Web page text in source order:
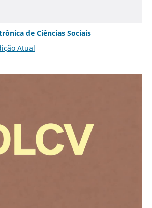
de Ciências Sociais
Atual